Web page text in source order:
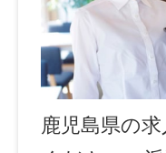
鹿児島県の